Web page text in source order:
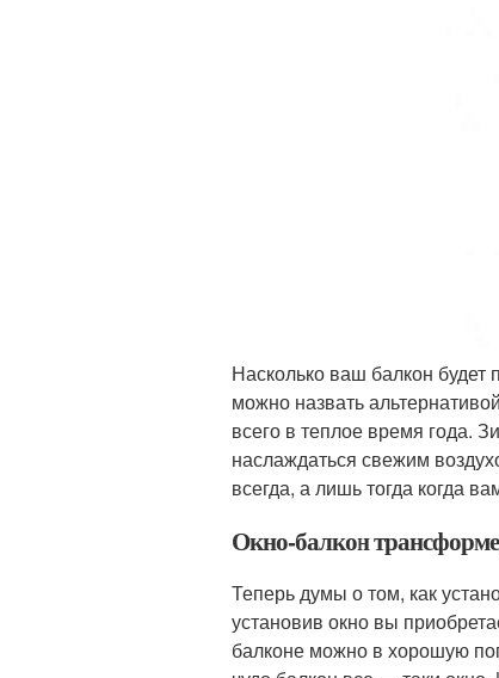
Насколько ваш балкон
можно назвать
всего в теплое время года.
наслаждаться свежим
всегда, а лишь тогда когда
Окно-балкон
Теперь думы о том, как
установив окно вы
балконе можно в хорошую